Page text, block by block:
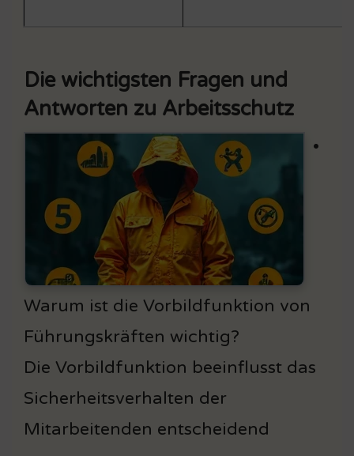
Die wichtigsten Fragen und
Antworten zu Arbeitsschutz
•
Warum ist die Vorbildfunktion von
Führungskräften wichtig?
Die Vorbildfunktion beeinflusst das
Sicherheitsverhalten der
Mitarbeitenden entscheidend